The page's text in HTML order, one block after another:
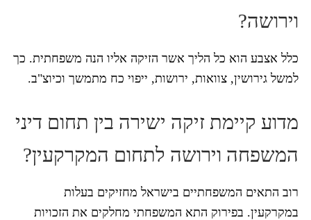
וירושה?
כלל אצבע הוא כל הליך אשר הזיקה אליו הנה משפחתית. כך
למשל גירושין, צוואות, ירושות, ייפוי כח מתמשך וכיוצ"ב.
מדוע קיימת זיקה ישירה בין תחום דיני
המשפחה וירושה לתחום המקרקעין?
רוב התאים המשפחתיים בישראל מחזיקים בעלות
במקרקעין. בפירוק התא המשפחתי מחלקים את הזכויות